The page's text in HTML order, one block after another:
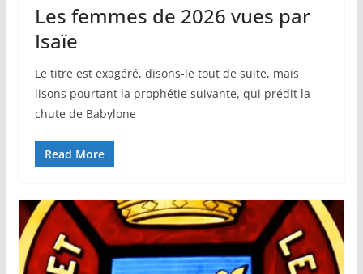
Les femmes de 2026 vues par
Isaïe
Le titre est exagéré, disons-le tout de suite, mais
lisons pourtant la prophétie suivante, qui prédit la
chute de Babylone
Read More